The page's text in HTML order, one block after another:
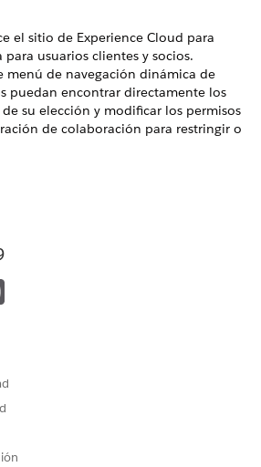
el sitio de Experience Cloud para
usuarios clientes y socios.
menú de navegación dinámica de
puedan encontrar directamente los
su elección y modificar los permisos
de colaboración para restringir o
Experience
Edition
Cloud
y asígneles los conjuntos de
de registro a clientes y